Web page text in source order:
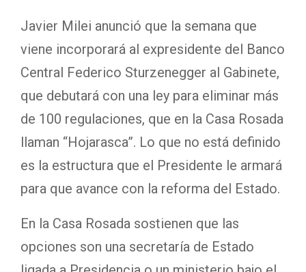
Javier Milei anunció que la semana que
viene incorporará al expresidente del Banco
Central Federico Sturzenegger al Gabinete,
que debutará con una ley para eliminar más
de 100 regulaciones, que en la Casa Rosada
llaman “Hojarasca”. Lo que no está definido
es la estructura que el Presidente le armará
para que avance con la reforma del Estado.
En la Casa Rosada sostienen que las
opciones son una secretaría de Estado